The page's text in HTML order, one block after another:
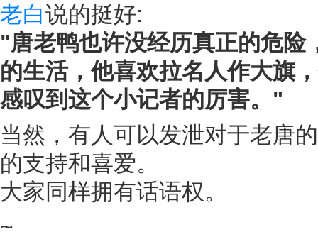
老白说的挺好:
"唐老鸭也许没经历真正的危险
的生活，他喜欢拉名人作大旗
感叹到这个小记者的厉害。"
当然，有人可以发泄对于老唐
的支持和喜爱。
大家同样拥有话语权。
~